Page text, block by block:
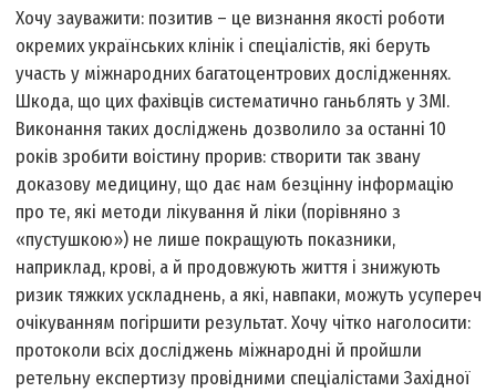
Хочу зауважити: позитив – це визнання якості роботи
окремих українських клінік і спеціалістів, які беруть
участь у міжнародних багатоцентрових дослідженнях.
Шкода, що цих фахівців систематично ганьблять у ЗМІ.
Виконання таких досліджень дозволило за останні 10
років зробити воістину прорив: створити так звану
доказову медицину, що дає нам безцінну інформацію
про те, які методи лікування й ліки (порівняно з
«пустушкою») не лише покращують показники,
наприклад, крові, а й продовжують життя і знижують
ризик тяжких ускладнень, а які, навпаки, можуть усупереч
очікуванням погіршити результат. Хочу чітко наголосити:
протоколи всіх досліджень міжнародні й пройшли
ретельну експертизу провідними спеціалістами Західної